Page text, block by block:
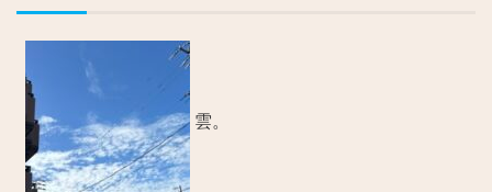
雲。